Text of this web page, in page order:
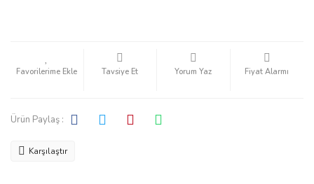
Tavsiye Et Yorum Yaz Fiyat Alarmı
Ürün Paylaş :
Karşılaştır